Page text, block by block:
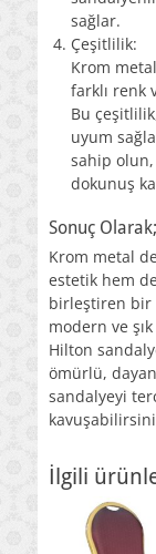
sağlar.
Çeşitlilik:
Krom
farklı renk
Bu
uyum
sahip olun,
dokunuş
Sonuç Olarak;
Krom metal
estetik hem
birleştiren bir
modern ve
Hilton
ömürlü,
sandalyeyi
İlgili